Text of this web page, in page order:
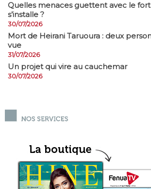
Quelles menaces guettent avec le
s’installe ?
30/07/2026
Mort de Heirani Taruoura : deux
vue
31/07/2026
Un projet qui vire au cauchemar
30/07/2026